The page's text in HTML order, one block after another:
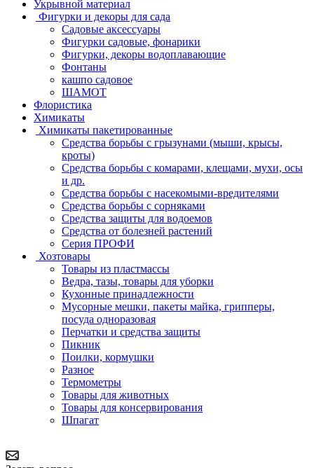
Укрывной материал
Фигурки и декоры для сада
Садовые аксессуары
Фигурки садовые, фонарики
Фигурки, декоры водоплавающие
Фонтаны
кашпо садовое
ШАМОТ
Флористика
Химикаты
Химикаты пакетированные
Средства борьбы с грызунами (мыши, крысы,
кроты)
Средства борьбы с комарами, клещами, мухи, осы
и др.
Средства борьбы с насекомыми-вредителями
Средства борьбы с сорняками
Средства защиты для водоемов
Средства от болезней растений
Серия ПРОФИ
Хозтовары
Товары из пластмассы
Ведра, тазы, товары для уборки
Кухонные принадлежности
Мусорные мешки, пакеты майка, грипперы,
посуда одноразовая
Перчатки и средства защиты
Пикник
Поилки, кормушки
Разное
Термометры
Товары для животных
Товары для консервирования
Шпагат